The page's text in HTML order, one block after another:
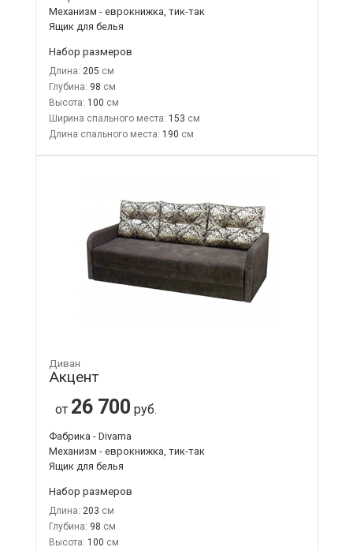
Механизм - еврокнижка, тик-так
Ящик для белья
Набор размеров
Длина: 205
Глубина: 98
Высота: 100
Ширина спального места: 153
Длина спального места: 190
Диван
Акцент
от 26 700 руб.
Фабрика - Divama
Механизм - еврокнижка, тик-так
Ящик для белья
Набор размеров
Длина: 203
Глубина: 98
Высота: 100